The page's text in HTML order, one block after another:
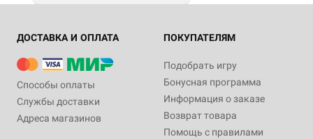
ДОСТАВКА И ОПЛАТА
Способы оплаты
Службы доставки
Адреса магазинов
ПОКУПАТЕЛЯМ
Подобрать игру
Бонусная программа
Информация о заказе
Возврат товара
Помощь с правилами